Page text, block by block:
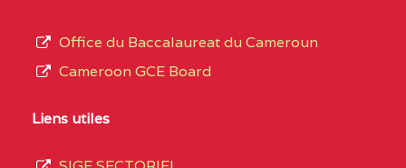
du
Office du Baccalaureat du Cameroun
Cameroon GCE Board
Liens utiles